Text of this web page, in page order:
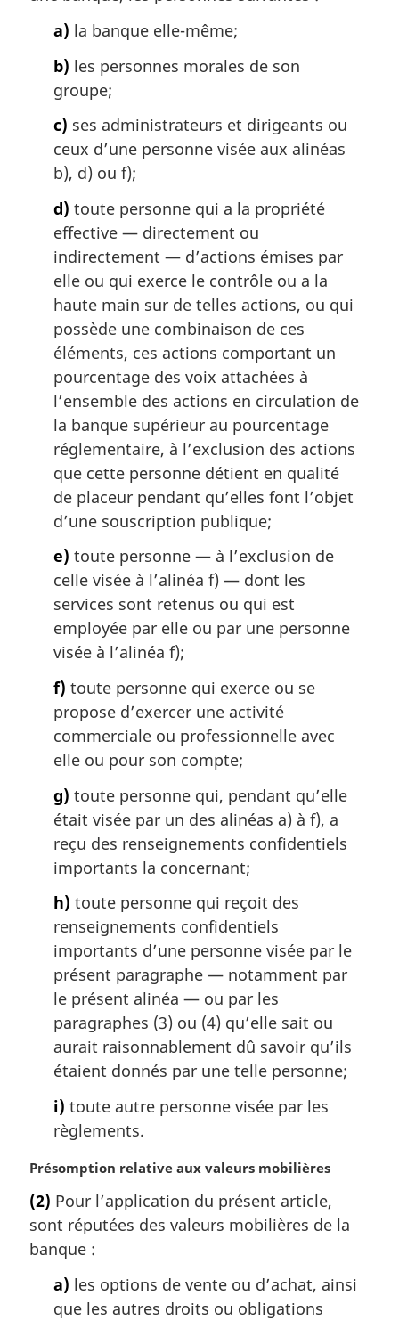
a) la banque elle-même;
b) les personnes morales de son
groupe;
c) ses administrateurs et dirigeants ou
ceux d’une personne visée aux alinéas
b), d) ou f);
d) toute personne qui a la propriété
effective — directement ou
indirectement — d’actions émises par
elle ou qui exerce le contrôle ou a la
haute main sur de telles actions, ou qui
possède une combinaison de ces
éléments, ces actions comportant un
pourcentage des voix attachées à
l’ensemble des actions en circulation de
la banque supérieur au pourcentage
réglementaire, à l’exclusion des actions
que cette personne détient en qualité
de placeur pendant qu’elles font l’objet
d’une souscription publique;
e) toute personne — à l’exclusion de
celle visée à l’alinéa f) — dont les
services sont retenus ou qui est
employée par elle ou par une personne
visée à l’alinéa f);
f) toute personne qui exerce ou se
propose d’exercer une activité
commerciale ou professionnelle avec
elle ou pour son compte;
g) toute personne qui, pendant qu’elle
était visée par un des alinéas a) à f), a
reçu des renseignements confidentiels
importants la concernant;
h) toute personne qui reçoit des
renseignements confidentiels
importants d’une personne visée par le
présent paragraphe — notamment par
le présent alinéa — ou par les
paragraphes (3) ou (4) qu’elle sait ou
aurait raisonnablement dû savoir qu’ils
étaient donnés par une telle personne;
i) toute autre personne visée par les
règlements.
N
t
e
m
Présomption relative aux valeurs mobilières
(2) Pour l’application du présent article,
sont réputées des valeurs mobilières de la
banque :
a) les options de vente ou d’achat, ainsi
que les autres droits ou obligations